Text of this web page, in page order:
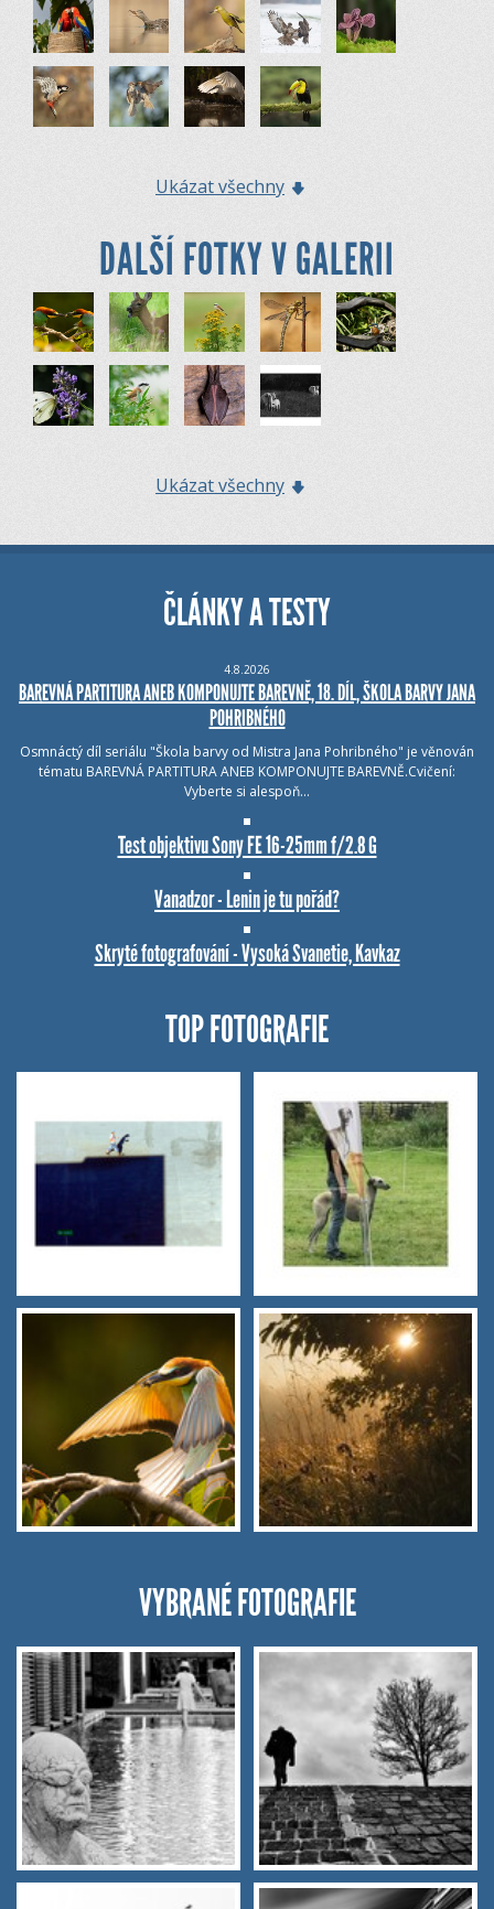
Ukázat všechny
DALŠÍ FOTKY V GALERII
Ukázat všechny
ČLÁNKY A TESTY
4.8.2026
BAREVNÁ PARTITURA ANEB KOMPONUJTE BAREVNĚ, 18. DÍL, ŠKOLA BARVY JANA
POHRIBNÉHO
Osmnáctý díl seriálu "Škola barvy od Mistra Jana Pohribného" je věnován
tématu BAREVNÁ PARTITURA ANEB KOMPONUJTE BAREVNĚ.Cvičení:
Vyberte si alespoň…
Test objektivu Sony FE 16-25mm f/2.8 G
Vanadzor - Lenin je tu pořád?
Skryté fotografování - Vysoká Svanetie, Kavkaz
TOP FOTOGRAFIE
VYBRANÉ FOTOGRAFIE